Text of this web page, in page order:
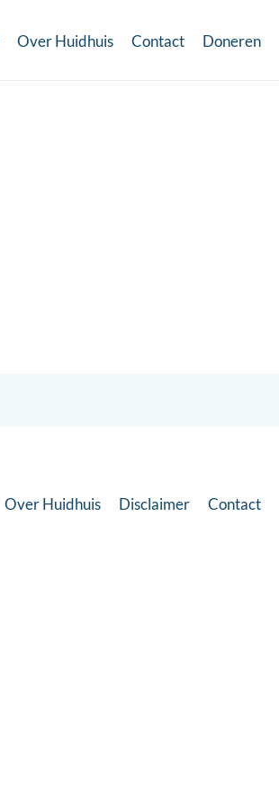
Over Huidhuis Contact Doneren
Over Huidhuis Disclaimer Contact